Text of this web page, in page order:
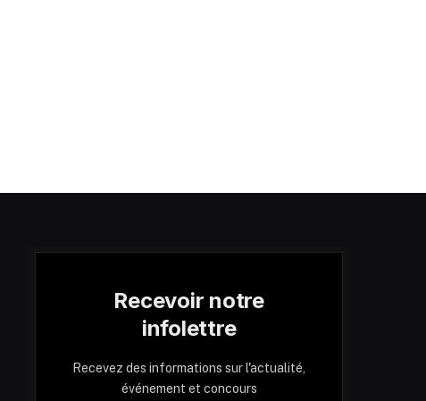
Recevoir notre
infolettre
Recevez des informations sur l'actualité,
événement et concours